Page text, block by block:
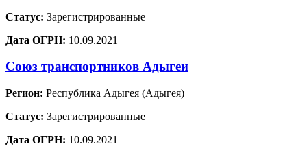
Статус: Зарегистрированные
Дата ОГРН: 10.09.2021
Союз транспортников Адыгеи
Регион: Республика Адыгея (Адыгея)
Статус: Зарегистрированные
Дата ОГРН: 10.09.2021